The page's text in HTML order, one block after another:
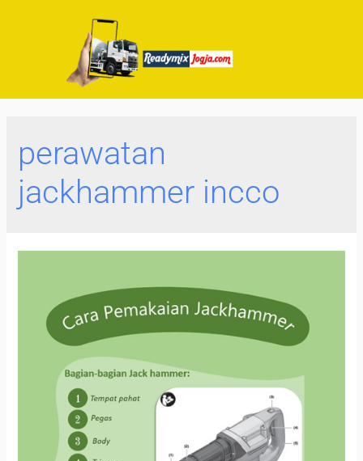
perawatan
jackhammer incco